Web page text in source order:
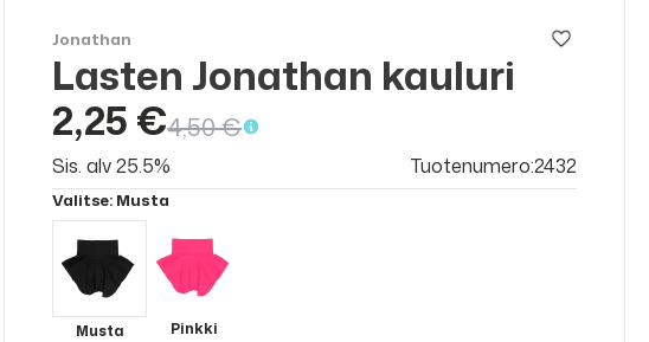
Jonathan
Lasten Jonathan kauluri
2,25 €4,50 €
Sis. alv 25.5% Tuotenumero:2432
Valitse: Musta
Musta Pinkki